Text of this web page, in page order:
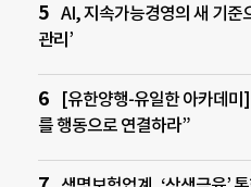
AI, 지속가능경영의 새 기준
관리’
[유한양행-유일한 아카데미
를 행동으로 연결하라”